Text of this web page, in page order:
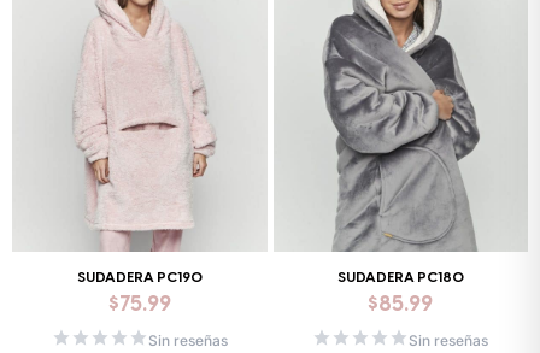
SUDADERA PC190
$75.99
Sin reseñas
SUDADERA PC180
$85.99
Sin reseñas